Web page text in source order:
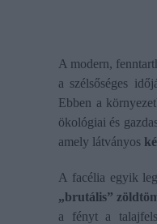
A modern,
a szélsőséges
Ebben a
ökológiai és
amely látványos
A facélia egyik
„brutális”
a fényt a